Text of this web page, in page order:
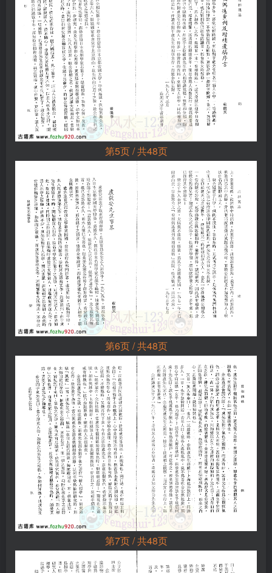
第5页 / 共48页
第6页 / 共48页
第7页 / 共48页